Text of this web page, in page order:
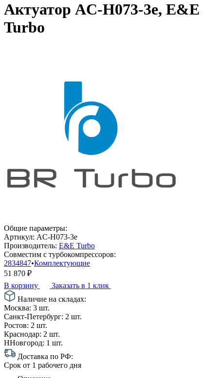
Актуатор AC-H073-3e, E&E
Turbo
Общие параметры:
Артикул: AC-H073-3e
Производитель: E&E Turbo
Совместим с турбокомпрессоров:
2834847•Комплектующие
51 870 ₽
В корзину
Заказать в 1 клик
Наличие на складах:
Москва: 3 шт.
Санкт-Петербург: 2 шт.
Ростов: 2 шт.
Краснодар: 2 шт.
ННовгород: 1 шт.
Доставка по РФ:
Срок от 1 рабочего дня